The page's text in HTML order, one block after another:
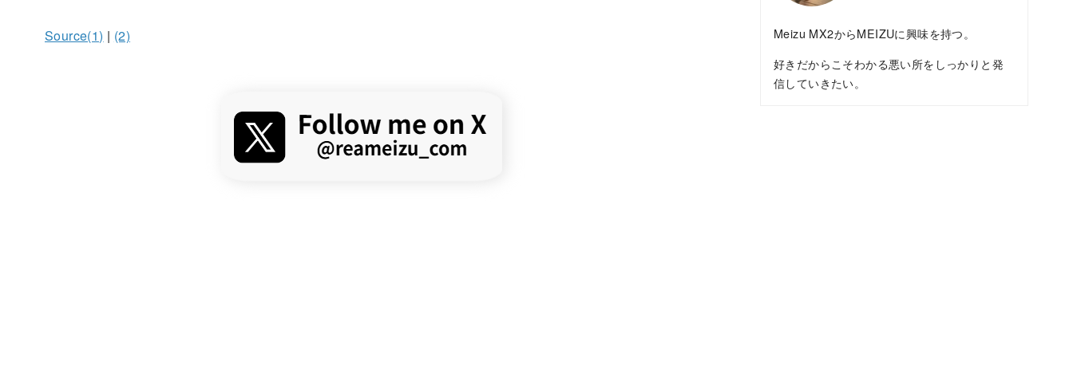
Source(1) | (2)
Meizu MX2からMEIZUに興味を持つ。
好きだからこそわかる悪い所をしっかりと発
信していきたい。